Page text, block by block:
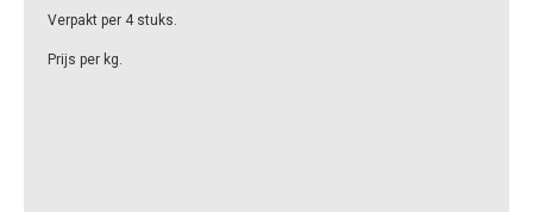
Verpakt per 4 stuks.
Prijs per kg.